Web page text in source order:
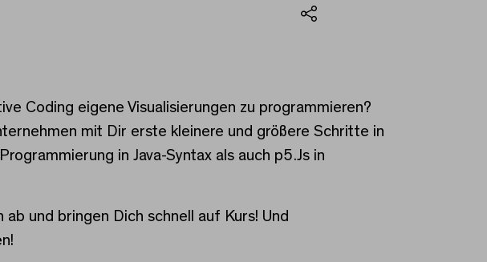
Coding eigene Visualisierungen zu programmieren?
mit Dir erste kleinere und größere Schritte in
in Java-Syntax als auch p5.Js in
und bringen Dich schnell auf Kurs! Und